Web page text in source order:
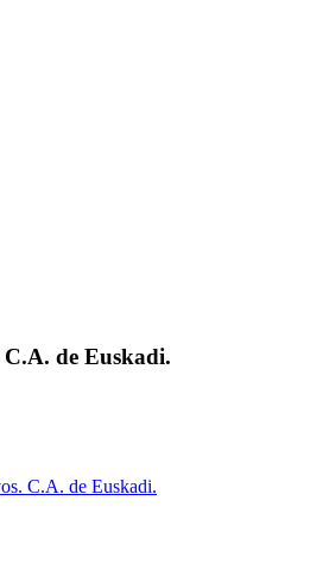
C.A. de Euskadi.
C.A. de Euskadi.